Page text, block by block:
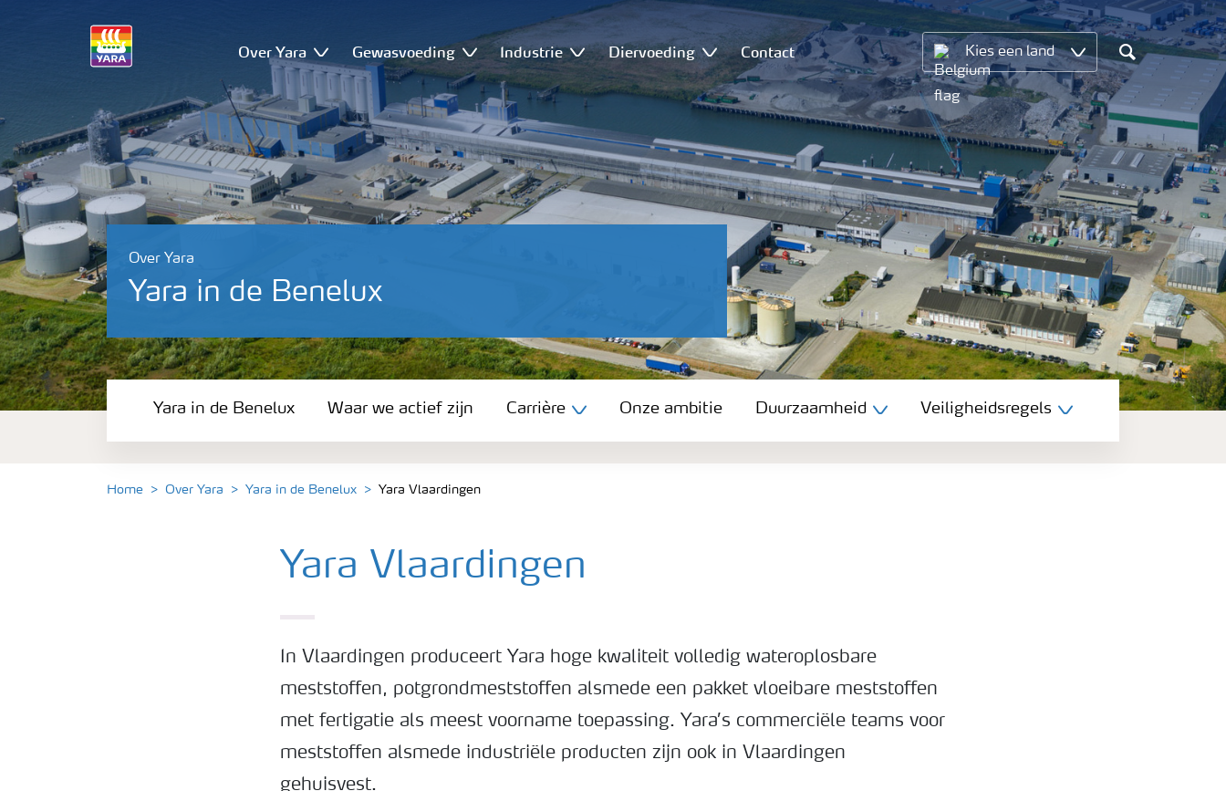
Over Yara Gewasvoeding Industrie Diervoeding Contact Kies een land
Search
Over Yara
Yara in de Benelux
Yara in de Benelux
Carrière
Yara in de Benelux Waar we actief zijn Carrière Onze ambitie Duurzaamheid Veiligheidsregels
Home Over Yara Yara in de Benelux Yara Vlaardingen
Yara Vlaardingen
In Vlaardingen produceert Yara hoge kwaliteit volledig wateroplosbare
meststoffen, potgrondmeststoffen alsmede een pakket vloeibare meststoffen
met fertigatie als meest voorname toepassing. Yara’s commerciële teams voor
meststoffen alsmede industriële producten zijn ook in Vlaardingen
gehuisvest.